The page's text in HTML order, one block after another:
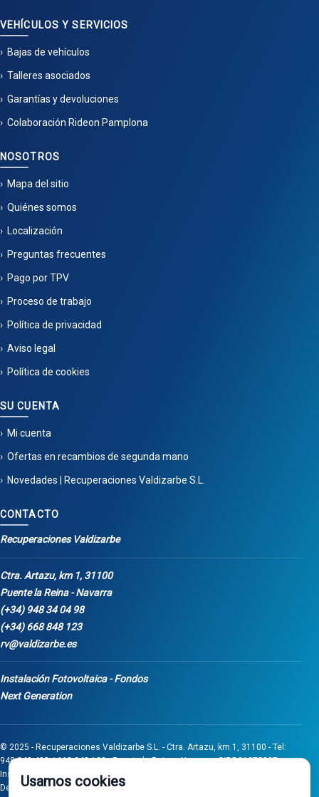
VEHÍCULOS Y SERVICIOS
Bajas de vehículos
Talleres asociados
Garantías y devoluciones
Colaboración Rideon Pamplona
NOSOTROS
Mapa del sitio
Quiénes somos
Localización
Preguntas frecuentes
Pago por TPV
Proceso de trabajo
Política de privacidad
Aviso legal
Política de cookies
SU CUENTA
Mi cuenta
Ofertas en recambios de segunda mano
Novedades | Recuperaciones Valdizarbe S.L.
CONTACTO
Recuperaciones Valdizarbe
Ctra. Artazu, km 1, 31100
Puente la Reina - Navarra
(+34) 948 34 04 98
(+34) 668 848 123
rv@valdizarbe.es
Instalación Fotovoltaica - Fondos
Next Generation
© 2025 - Recuperaciones Valdizarbe S.L. - Ctra. Artazu, km 1, 31100 - Tel:
948 340 498 / 668 848 123 - Puente la Reina - Navarra - CIF B31275837.
Inscrita en el Registro Mercantil de Navarra, Tomo 32, Folio 75, Hoja 525.
Desarrollado porSeintosoft
Usamos cookies